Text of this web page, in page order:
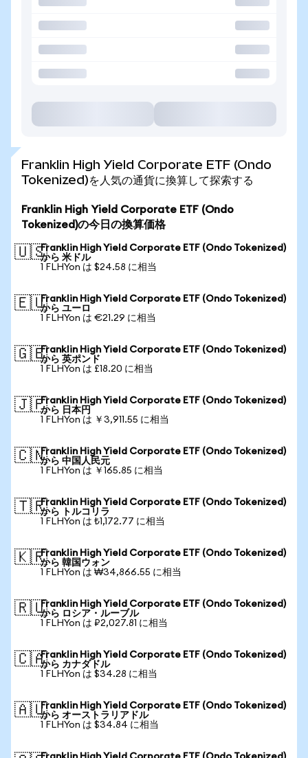
Franklin High Yield Corporate ETF (Ondo
Tokenized)を人気の通貨に換算して探索する
Franklin High Yield Corporate ETF (Ondo
Tokenized)の今日の換算価格
🇺🇸Franklin High Yield Corporate ETF (Ondo Tokenized)
から 米ドル
1 FLHYon は $24.58 に相当
🇪🇺Franklin High Yield Corporate ETF (Ondo Tokenized)
から ユーロ
1 FLHYon は €21.29 に相当
🇬🇧Franklin High Yield Corporate ETF (Ondo Tokenized)
から 英ポンド
1 FLHYon は £18.20 に相当
🇯🇵Franklin High Yield Corporate ETF (Ondo Tokenized)
から 日本円
1 FLHYon は ￥3,911.55 に相当
🇨🇳Franklin High Yield Corporate ETF (Ondo Tokenized)
から 中国人民元
1 FLHYon は ￥165.85 に相当
🇹🇷Franklin High Yield Corporate ETF (Ondo Tokenized)
から トルコリラ
1 FLHYon は ₺1,172.77 に相当
🇰🇷Franklin High Yield Corporate ETF (Ondo Tokenized)
から 韓国ウォン
1 FLHYon は ₩34,866.55 に相当
🇷🇺Franklin High Yield Corporate ETF (Ondo Tokenized)
から ロシア・ルーブル
1 FLHYon は ₽2,027.81 に相当
🇨🇦Franklin High Yield Corporate ETF (Ondo Tokenized)
から カナダドル
1 FLHYon は $34.28 に相当
🇦🇺Franklin High Yield Corporate ETF (Ondo Tokenized)
から オーストラリアドル
1 FLHYon は $34.84 に相当